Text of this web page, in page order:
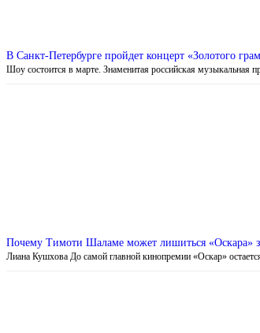
В Санкт-Петербурге пройдет концерт «Золотого
Шоу состоится в марте. Знаменитая российская музыкальная
Почему Тимоти Шаламе может лишиться «Оскара»
Лиана Кушхова До самой главной кинопремии «Оскар»